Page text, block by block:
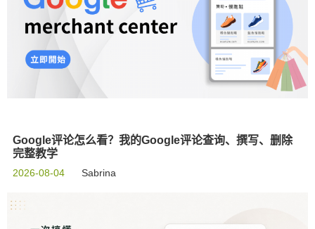
Google评论怎么看？我的Google评论查询、撰写、删除
完整教学
2026-08-04 Sabrina